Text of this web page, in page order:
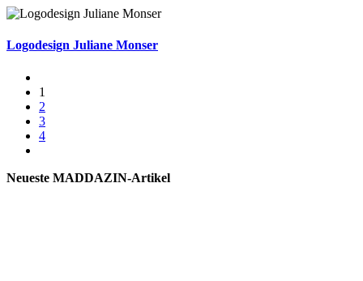
Logodesign Juliane Monser
1
2
3
4
Neueste MADDAZIN-Artikel